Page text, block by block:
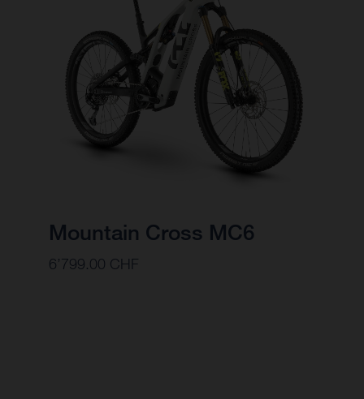
Mountain Cross MC6
6’799.00 CHF